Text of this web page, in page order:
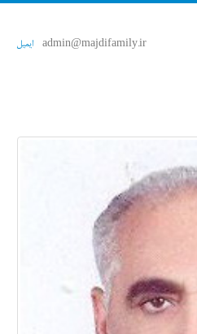
admin@majdifamily.ir ایمیل